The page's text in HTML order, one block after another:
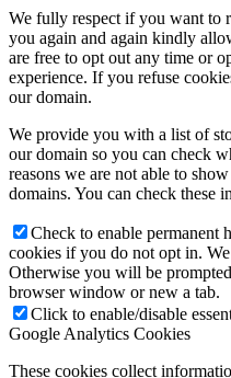
We fully respect if you want to
you again and again kindly
are free to opt out any time or
experience. If you refuse
our domain.
We provide you with a list of
our domain so you can check
reasons we are not able to
domains. You can check these
Check to enable permanent
cookies if you do not opt in.
Otherwise you will be
browser window or new a tab.
Click to enable/disable
Google Analytics Cookies
These cookies collect